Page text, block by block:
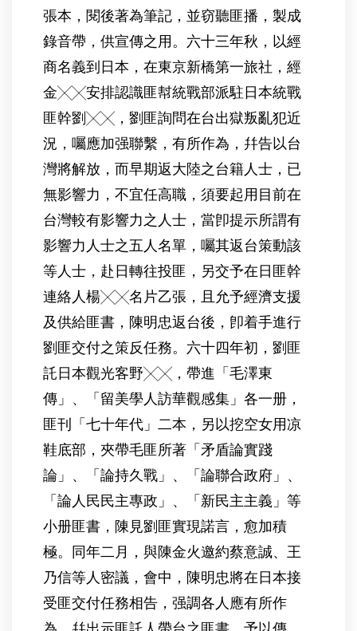
張本，閱後著為筆記，並窃聽匪播，製成
錄音帶，供宣傳之用。六十三年秋，以經
商名義到日本，在東京新橋第一旅社，經
金╳╳安排認識匪幇統戰部派駐日本統戰
匪幹劉╳╳，劉匪詢問在台出獄叛亂犯近
況，囑應加强聯繫，有所作為，幷告以台
灣將解放，而早期返大陸之台籍人士，已
無影響力，不宜任高職，須要起用目前在
台灣較有影響力之人士，當卽提示所謂有
影響力人士之五人名單，囑其返台策動該
等人士，赴日轉往投匪，另交予在日匪幹
連絡人楊╳╳名片乙張，且允予經濟支援
及供給匪書，陳明忠返台後，卽着手進行
劉匪交付之策反任務。六十四年初，劉匪
託日本觀光客野╳╳，帶進「毛澤東
傳」、「留美學人訪華觀感集」各一册，
匪刊「七十年代」二本，另以挖空女用凉
鞋底部，夾帶毛匪所著「矛盾論實踐
論」、「論持久戰」、「論聯合政府」、
「論人民民主專政」、「新民主主義」等
小册匪書，陳見劉匪實現諾言，愈加積
極。同年二月，與陳金火邀約蔡意誠、王
乃信等人密議，會中，陳明忠將在日本接
受匪交付任務相告，强調各人應有所作